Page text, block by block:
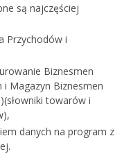
są najczęściej
Przychodów i
Biznesmen
i Magazyn Biznesmen
towarów i
danych na program z